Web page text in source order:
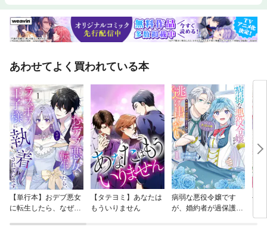
あわせてよく買われている本
【単行本】おデブ悪女
に転生したら、なぜか
【タテヨミ】あなたは
もういりません
病弱な悪役令嬢です
が、婚約者が過保護す
公